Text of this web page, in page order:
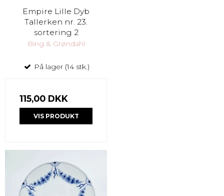
Empire Lille Dyb
Tallerken nr. 23.
sortering 2
Bing & Grøndahl
På lager (14 stk.)
115,00 DKK
VIS PRODUKT